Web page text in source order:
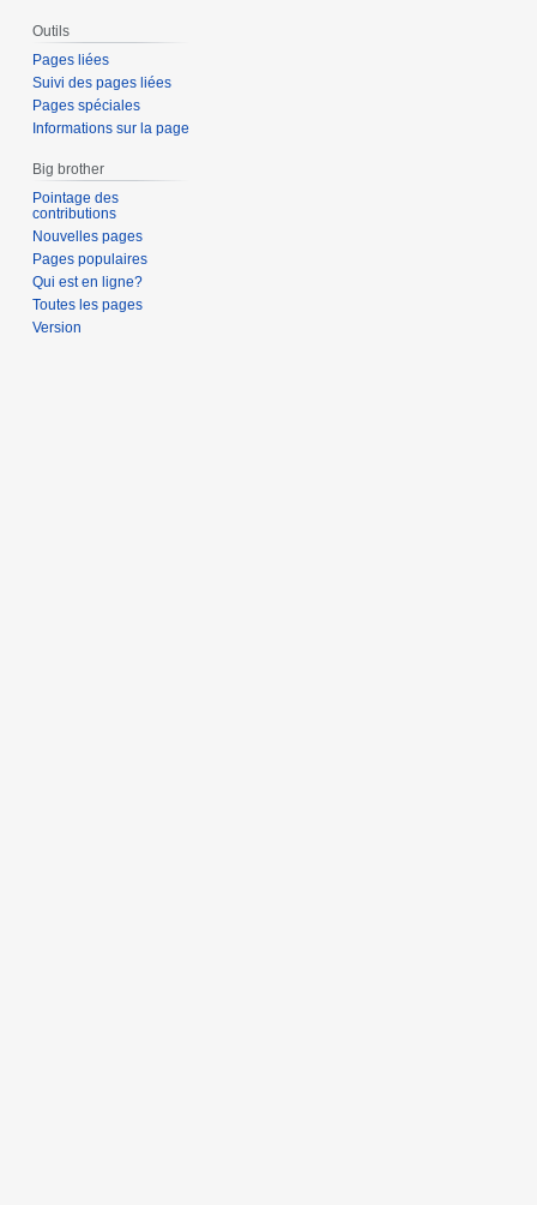
Outils
Pages liées
Suivi des pages liées
Pages spéciales
Informations sur la page
Big brother
Pointage des
contributions
Nouvelles pages
Pages populaires
Qui est en ligne?
Toutes les pages
Version